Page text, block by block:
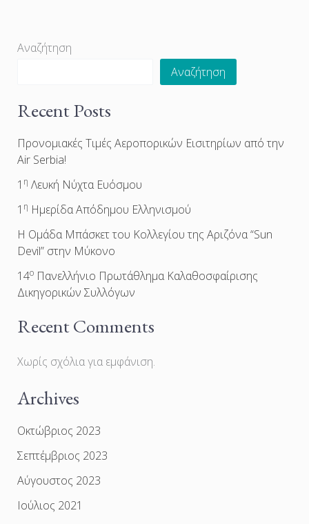
Αναζήτηση
Αναζήτηση
Recent Posts
Προνομιακές Τιμές Αεροπορικών Εισιτηρίων από την
Air Serbia!
1 η Λευκή Νύχτα Ευόσμου
1 η Ημερίδα Απόδημου Ελληνισμού
Η Ομάδα Μπάσκετ του Κολλεγίου της Αριζόνα “Sun
Devil” στην Μύκονο
14οΠανελλήνιο Πρωτάθλημα Καλαθοσφαίρισης
Δικηγορικών Συλλόγων
Recent Comments
Χωρίς σχόλια για εμφάνιση.
Archives
Οκτώβριος 2023
Σεπτέμβριος 2023
Αύγουστος 2023
Ιούλιος 2021